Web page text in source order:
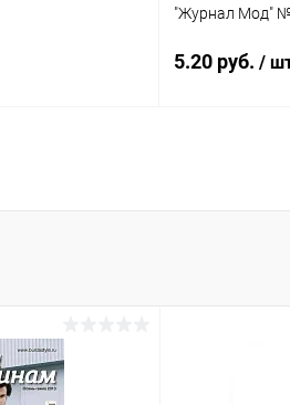
Сравнение
"Журнал Мод"
5.20 руб. /
Купить в 1